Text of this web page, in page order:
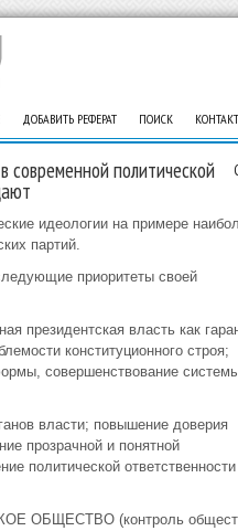
ДОБАВИТЬ РЕФЕРАТ ПОИСК
современной политической
идеологии на примере
партий.
приоритеты своей
власть как
конституционного строя;
совершенствование
власти; повышение доверия
прозрачной и понятной
политической ответственности
ОБЩЕСТВО (контроль